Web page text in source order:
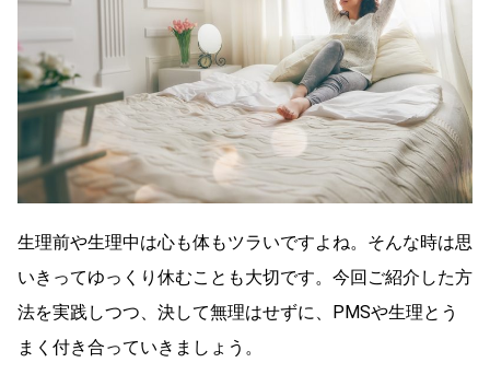
生理前や生理中は心も体もツラいですよね。そんな時は思
いきってゆっくり休むことも大切です。 今回ご紹介した方
法を実践しつつ、決して無理はせずに、PMSや生理とう
まく付き合っていきましょう。